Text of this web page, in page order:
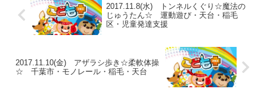
2017.11.8(水) トンネルくぐり☆魔法の
じゅうたん☆ 運動遊び・天台・稲毛
区・児童発達支援
2017.11.10(金) アザラシ歩き☆柔軟体操
☆ 千葉市・モノレール・稲毛・天台